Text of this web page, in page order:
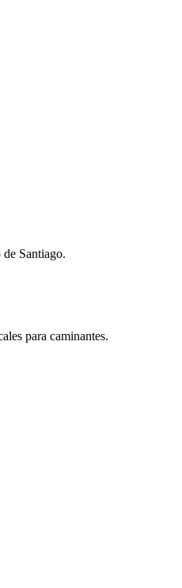
Santiago.
para caminantes.